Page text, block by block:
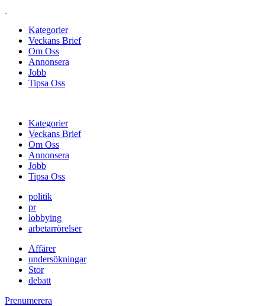
Kategorier
Veckans Brief
Om Oss
Annonsera
Jobb
Tipsa Oss
Kategorier
Veckans Brief
Om Oss
Annonsera
Jobb
Tipsa Oss
politik
pr
lobbying
arbetarrörelser
Affärer
undersökningar
Stor
debatt
Prenumerera